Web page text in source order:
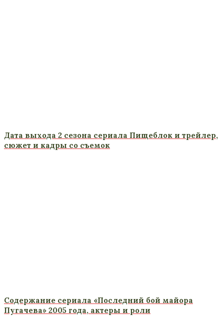
Дата выхода 2 сезона сериала Пищеблок и трейлер,
сюжет и кадры со съемок
Содержание сериала «Последний бой майора
Пугачева» 2005 года, актеры и роли